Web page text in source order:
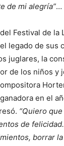
de mi alegría”…
Festival de la
legado de sus
juglares, la
de los niños y
en el
“Quiero
de
borrar la